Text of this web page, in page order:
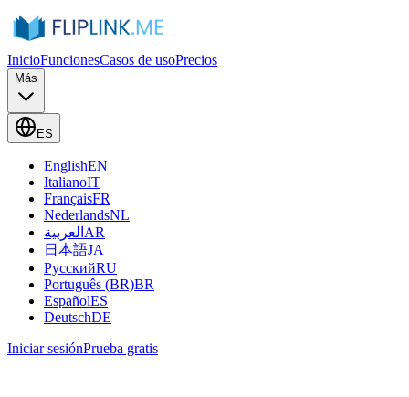
InicioFuncionesCasos de usoPrecios
Más
ES
EnglishEN
ItalianoIT
FrançaisFR
NederlandsNL
العربية AR
日本語JA
РусскийRU
Português (BR)BR
EspañolES
DeutschDE
Iniciar sesiónPrueba gratis